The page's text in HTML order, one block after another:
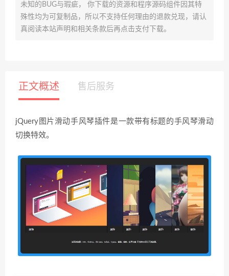
未知的BUG与瑕疵， 你下载的资源和程序源码组件因其特
殊性均为可复制品，所以不支持任何理由的退款兑现，请认
真阅读本站声明和相关条款后再点击支付下载。
正文概述 售后服务
jQuery图片滑动手风琴插件是一款带有标题的手风琴滑动
切换特效。